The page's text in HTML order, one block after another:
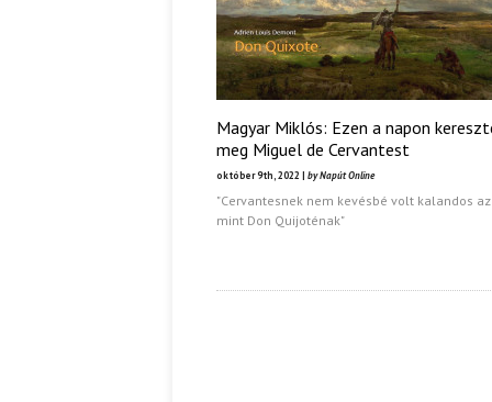
Magyar Miklós: Ezen a napon
meg Miguel de Cervantest
október 9th, 2022 | by Napút Online
"Cervantesnek nem kevésbé volt kalandos
mint Don Quijoténak"